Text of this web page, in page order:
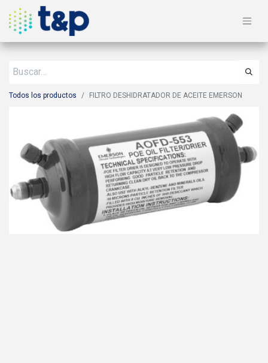
Todos los productos FILTRO DESHIDRATADOR DE ACEITE EMERSON